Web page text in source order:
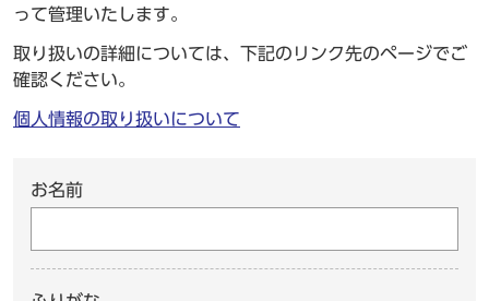
って管理いたします。
取り扱いの詳細については、下記のリンク先のページでご
確認ください。
個人情報の取り扱いについて
お名前